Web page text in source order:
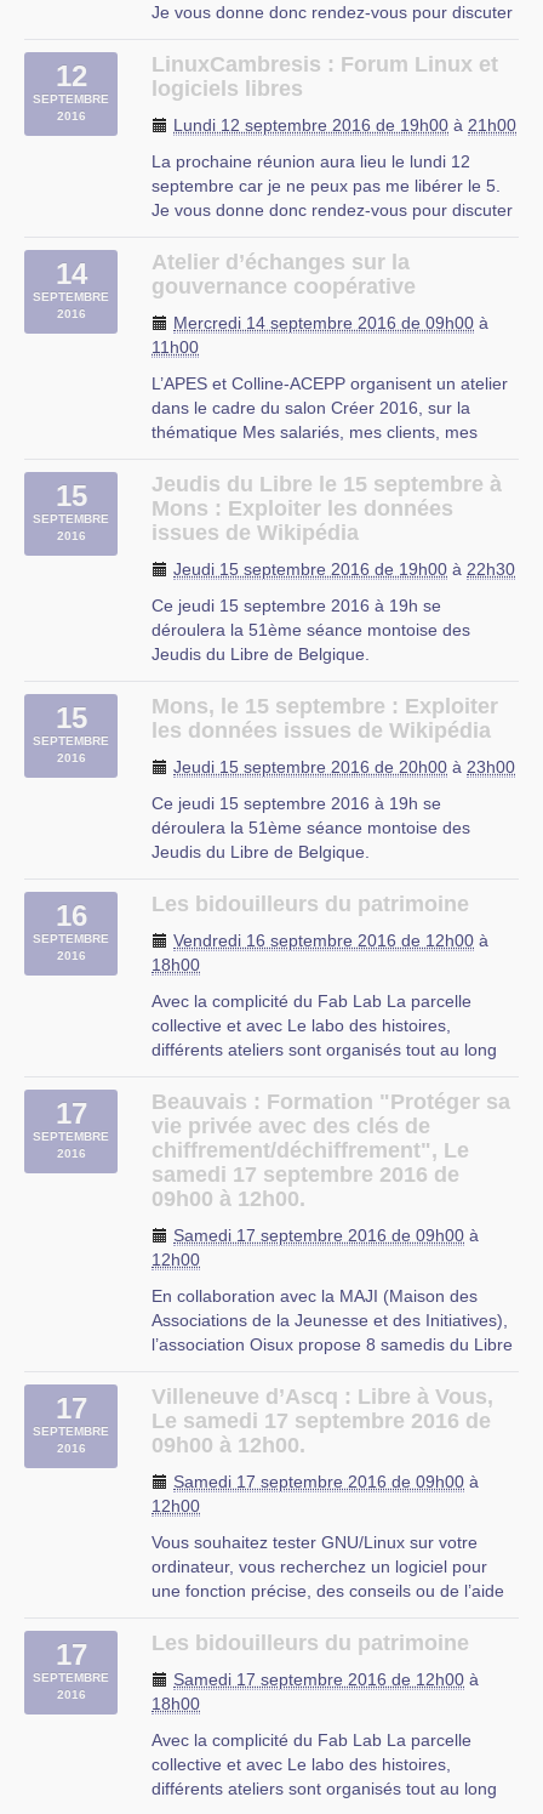
Je vous donne donc rendez-vous pour discuter
pendant les vacances.
À bientôt !
12
SEPTEMBRE
2016
LinuxCambresis : Forum Linux et
logiciels libres
Lundi 12 septembre 2016 de 19h00 à 21h00
La prochaine réunion aura lieu le lundi 12
septembre car je ne peux pas me libérer le 5.
Je vous donne donc rendez-vous pour discuter
pendant les vacances.
À bientôt !
Proville
14
SEPTEMBRE
2016
Atelier d’échanges sur la
gouvernance coopérative
Mercredi 14 septembre 2016 de 09h00 à
11h00
L’APES et Colline-ACEPP organisent un atelier
dans le cadre du salon Créer 2016, sur la
thématique Mes salariés, mes clients, mes
mon entreprise ?
Une entreprise n’existe jamais seule. Elle a des
partenaires, privés et publics, des clients,
15
SEPTEMBRE
2016
Jeudis du Libre le 15 septembre à
Mons : Exploiter les données
issues de Wikipédia
Jeudi 15 septembre 2016 de 19h00 à 22h30
Ce jeudi 15 septembre 2016 à 19h se
déroulera la 51ème séance montoise des
Jeudis du Libre de Belgique.
issues de Wikipédia
Thématique : InternetModifier Modifier la date
Public : Tout public|entreprises|
étudiants|développeurs (…)
15
SEPTEMBRE
2016
Mons, le 15 septembre : Exploiter
les données issues de Wikipédia
Jeudi 15 septembre 2016 de 20h00 à 23h00
Ce jeudi 15 septembre 2016 à 19h se
déroulera la 51ème séance montoise des
Jeudis du Libre de Belgique.
issues de Wikipédia
Public : Tout public | entreprises | étudiants |
développeurs
L’animateur conférencier : (…)
Mons
16
SEPTEMBRE
2016
Les bidouilleurs du patrimoine
Vendredi 16 septembre 2016 de 12h00 à
18h00
Avec la complicité du Fab Lab La parcelle
collective et avec Le labo des histoires,
différents ateliers sont organisés tout au long
patrimoine de la Condition Publique : se
l’approprier, le détourner, l’« augmenter », y
greffer sons, histoires et images (…)
17
SEPTEMBRE
2016
Beauvais : Formation "Protéger sa
vie privée avec des clés de
chiffrement/déchiffrement", Le
samedi 17 septembre 2016 de
09h00 à 12h00.
Samedi 17 septembre 2016 de 09h00 à
12h00
En collaboration avec la MAJI (Maison des
Associations de la Jeunesse et des Initiatives),
l’association Oisux propose 8 samedis du Libre
Formations gratuites, 9h30 à 12h00.
Séance animée par Pierre qui viendra
présenter les enjeux de la protection (…)
Beauvais
17
SEPTEMBRE
2016
Villeneuve d’Ascq : Libre à Vous,
Le samedi 17 septembre 2016 de
09h00 à 12h00.
Samedi 17 septembre 2016 de 09h00 à
12h00
Vous souhaitez tester GNU/Linux sur votre
ordinateur, vous recherchez un logiciel pour
une fonction précise, des conseils ou de l’aide
Libre à Vous est une permanence destinée à
repartirez avec « le plein » de (…)
17
SEPTEMBRE
2016
Les bidouilleurs du patrimoine
Samedi 17 septembre 2016 de 12h00 à
18h00
Avec la complicité du Fab Lab La parcelle
collective et avec Le labo des histoires,
différents ateliers sont organisés tout au long